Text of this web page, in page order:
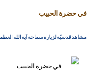
في حضرة الحبيب
مشاهد قدسيّة لزيارة سماحة آية الله